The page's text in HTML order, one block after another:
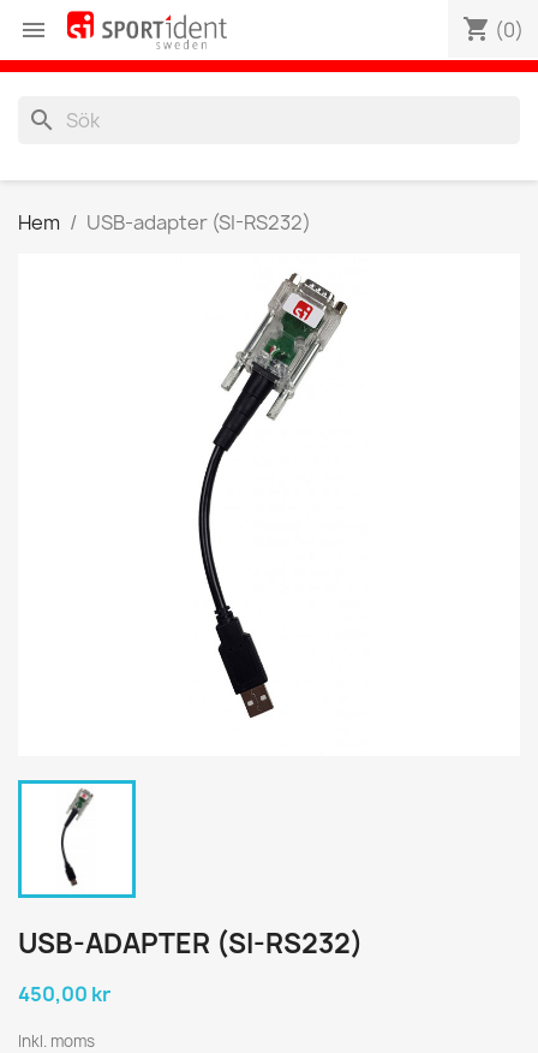
 shopping_cart (0)
search
Hem USB-adapter (SI-RS232)
USB-ADAPTER (SI-RS232)
450,00 kr
Inkl. moms